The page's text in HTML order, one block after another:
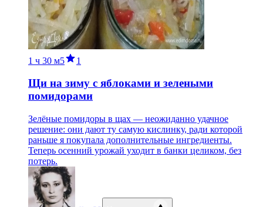
1 ч 30 м5 1
Щи на зиму с яблоками и зелеными
помидорами
Зелёные помидоры в щах — неожиданно удачное
решение: они дают ту самую кислинку, ради которой
раньше я покупала дополнительные ингредиенты.
Теперь осенний урожай уходит в банки целиком, без
потерь.